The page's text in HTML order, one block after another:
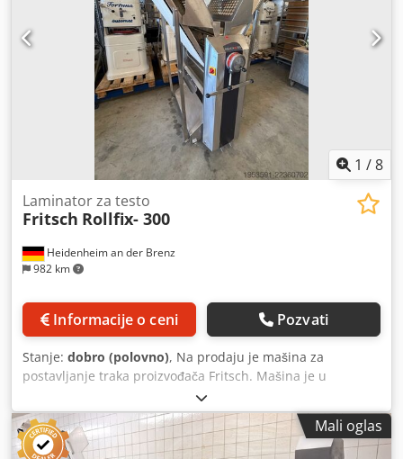
1 /8
Heidenheim an der Brenz
982 km
Laminator za testo
Fritsch Rollfix- 300
Informacije o ceni Pozvati
Stanje: dobro (polovno), Na prodaju je mašina za
postavljanje traka proizvođača Fritsch. Mašina je u
odličnom stanju. Trake su zamenjene. Za dodatna pitanja,
slobodno me kontaktirajte. Uključuje nove trake. Dcjdpfx
Aljzmpx Tsnek
Mali oglas